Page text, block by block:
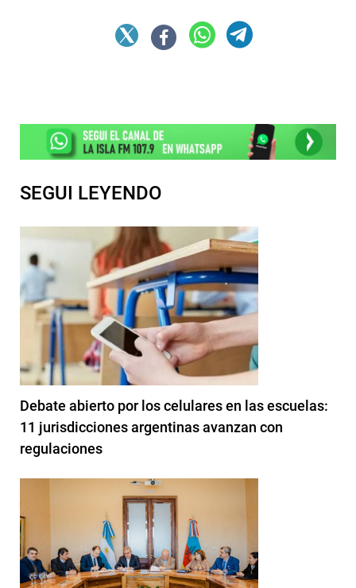
SEGUI LEYENDO
Debate abierto por los celulares en las escuelas:
11 jurisdicciones argentinas avanzan con
regulaciones